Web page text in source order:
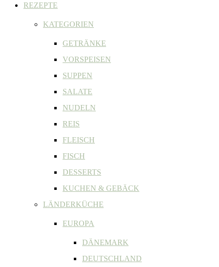
REZEPTE
KATEGORIEN
GETRÄNKE
VORSPEISEN
SUPPEN
SALATE
NUDELN
REIS
FLEISCH
FISCH
DESSERTS
KUCHEN & GEBÄCK
LÄNDERKÜCHE
EUROPA
DÄNEMARK
DEUTSCHLAND